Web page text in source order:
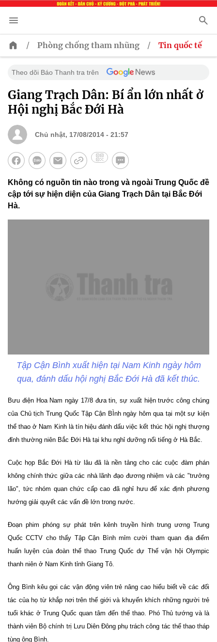
/ Phòng chống tham nhũng / Tin quốc tế
Theo dõi Báo Thanh tra trên
Giang Trạch Dân: Bí ẩn lớn nhất ở
Hội nghị Bắc Đới Hà
Chủ nhật, 17/08/2014 - 21:57
Không có nguồn tin nào trong và ngoài Trung Quốc đề
cập tới sự hiện diện của Giang Trạch Dân tại Bắc Đới
Hà.
Tập Cận Bình xuất hiện tại Nam Kinh ngày hôm
qua, đánh dấu hội nghị Bắc Đới Hà đã kết thúc.
Bưu điện Hoa Nam ngày 17/8 đưa tin, sự xuất hiện trước công chúng
của Chủ tịch Trung Quốc Tập Cận BÌnh ngày hôm qua tại một sự kiện
thể thao ở Nam Kinh là tín hiệu đánh dấu việc kết thúc hội nghị thượng
đỉnh thường niên Bắc Đới Hà tại khu nghỉ dưỡng nổi tiếng ở Hà Bắc.
Cuộc họp Bắc Đới Hà từ lâu đã là nền tảng cho các cuộc đàm phán
không chính thức giữa các nhà lãnh đạo đương nhiệm và các "trưởng
lão", tức nhóm quan chức cấp cao đã nghỉ hưu để xác định phương
hướng giải quyết các vấn đề lớn trong nước.
Đoạn phim phóng sự phát trên kênh truyền hình trung ương Trung
Quốc CCTV cho thấy Tập Cận Bình mỉm cười tham quan địa điểm
huấn luyện của đoàn thể thao Trung Quốc dự Thế vận hội Olympic
thanh niên ở Nam Kinh tỉnh Giang Tô.
Ông Bình kêu gọi các vận động viên trẻ nâng cao hiểu biết về các đối
tác của họ từ khắp nơi trên thế giới và khuyến khích những người trẻ
tuổi khác ở Trung Quốc quan tâm đến thể thao. Phó Thủ tướng và là
thành viên Bộ chính trị Lưu Diên Đông phụ trách công tác thể thao tháp
tùng ông Bình.